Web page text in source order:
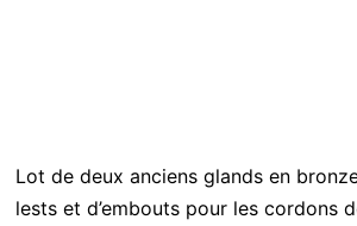
Lot de deux anciens glands en
lests et d’embouts pour les cordons